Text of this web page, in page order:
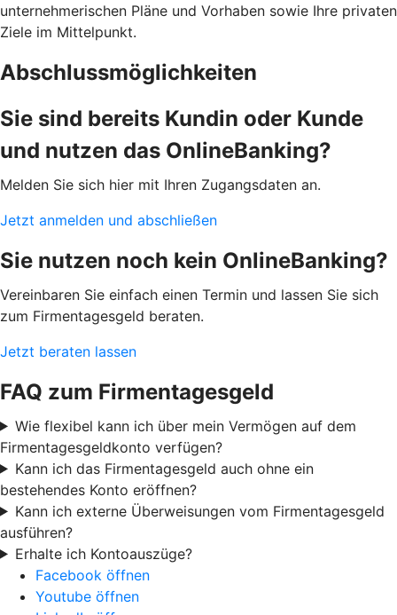
unternehmerischen Pläne und Vorhaben sowie Ihre privaten
Ziele im Mittelpunkt.
Abschlussmöglichkeiten
Sie sind bereits Kundin oder Kunde
und nutzen das OnlineBanking?
Melden Sie sich hier mit Ihren Zugangsdaten an.
Jetzt anmelden und abschließen
Sie nutzen noch kein OnlineBanking?
Vereinbaren Sie einfach einen Termin und lassen Sie sich
zum Firmentagesgeld beraten.
Jetzt beraten lassen
FAQ zum Firmentagesgeld
Wie flexibel kann ich über mein Vermögen auf dem
Firmentagesgeldkonto verfügen?
Kann ich das Firmentagesgeld auch ohne ein
bestehendes Konto eröffnen?
Kann ich externe Überweisungen vom Firmentagesgeld
ausführen?
Erhalte ich Kontoauszüge?
Facebook öffnen
Youtube öffnen